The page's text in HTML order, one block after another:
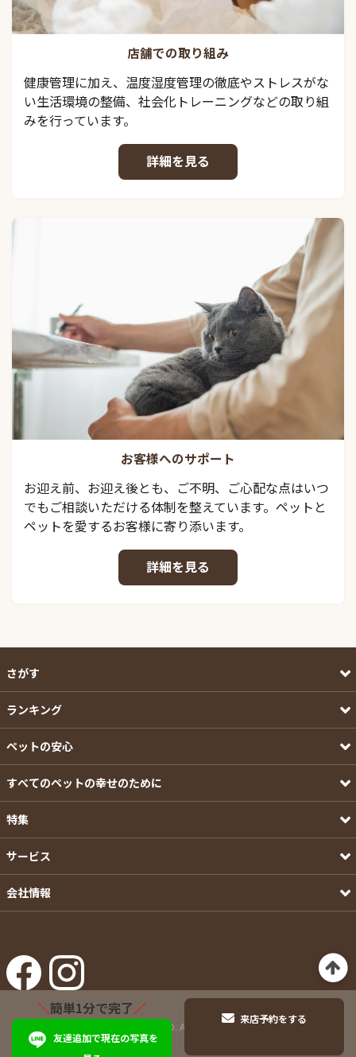
店舗での取り組み
健康管理に加え、温度湿度管理の徹底やストレスがな
い生活環境の整備、社会化トレーニングなどの取り組
みを行っています。
詳細を見る
お客様へのサポート
お迎え前、お迎え後とも、ご不明、ご心配な点はいつ
でもご相談いただける体制を整えています。ペットと
ペットを愛するお客様に寄り添います。
詳細を見る
さがす
ランキング
ペットの安心
すべてのペットの幸せのために
特集
サービス
会社情報
©Pets-first CO.,LTD. All Rights Reserved.
＼簡単1分で完了／
友達追加で現在の写真を
来店予約をする